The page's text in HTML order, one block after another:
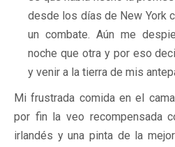
desde los días de New York
un combate. Aún me
noche que otra y por eso
y venir a la tierra de mis
Mi frustrada comida en el
por fin la veo recompensada
irlandés y una pinta de la